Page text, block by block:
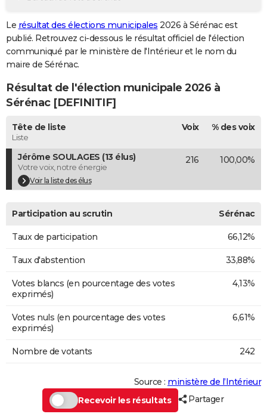
GUIDES D'ACHAT
BONS PLANS
CARTE DE VOEUX
Carte de Noël
Carte Bonne année
Carte Saint-Valentin
Carte Pâques
Carte d'anniversaire
DICTIONNAIRE
Dictionnaire
Biographies
Citations
Expressions
Proverbes
PROGRAMME TV
COPAINS D'AVANT
S'inscrire
Se connecter
Lycées
Collèges
Primaires
Universités
Entreprises
Service militaire
Avis de recherche
AVIS DE DÉCÈS
FORUM
Le résultat des élections municipales 2026 à Sérénac est
publié. Retrouvez ci-dessous le résultat officiel de l'élection
communiqué par le ministère de l'Intérieur et le nom du
maire de Sérénac.
Résultat de l'élection municipale 2026 à
Sérénac [DEFINITIF]
Tête de liste
Liste
Voix % des voix
Jérôme SOULAGES (13 élus)
Votre voix, notre énergie
Voir la liste des élus
216 100,00%
Participation au scrutin Sérénac
Taux de participation 66,12%
Taux d'abstention 33,88%
Votes blancs (en pourcentage des votes
exprimés)
4,13%
Votes nuls (en pourcentage des votes
exprimés)
6,61%
Nombre de votants 242
Source : ministère de l’Intérieur
Recevoir les résultats
Partager